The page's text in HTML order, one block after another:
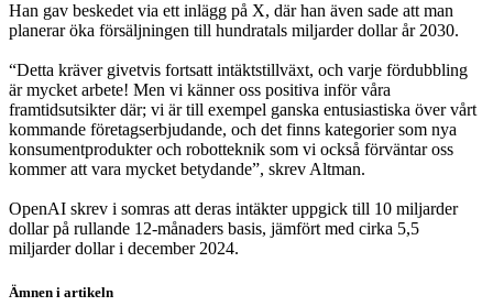
Han gav beskedet via ett inlägg på X, där han även sade att man
planerar öka försäljningen till hundratals miljarder dollar år 2030.
“Detta kräver givetvis fortsatt intäktstillväxt, och varje fördubbling
är mycket arbete! Men vi känner oss positiva inför våra
framtidsutsikter där; vi är till exempel ganska entusiastiska över vårt
kommande företagserbjudande, och det finns kategorier som nya
konsumentprodukter och robotteknik som vi också förväntar oss
kommer att vara mycket betydande”, skrev Altman.
OpenAI skrev i somras att deras intäkter uppgick till 10 miljarder
dollar på rullande 12-månaders basis, jämfört med cirka 5,5
miljarder dollar i december 2024.
Ämnen i artikeln